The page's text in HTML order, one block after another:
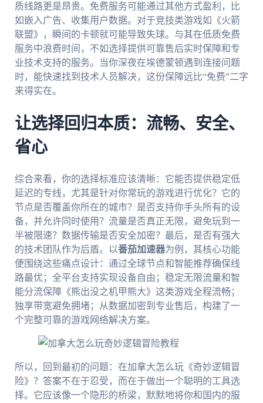
质线路更是昂贵。免费服务可能通过其他方式盈利，比
如嵌入广告、收集用户数据。对于竞技类游戏如《火箭
联盟》，瞬间的卡顿就可能导致失球。与其在低质免费
服务中浪费时间，不如选择提供可靠售后实时保障和专
业技术支持的服务。当你深夜在埃德蒙顿遇到连接问题
时，能快速找到技术人员解决，这份保障远比“免费”二字
来得实在。
让选择回归本质：流畅、安全、
省心
综合来看，你的选择标准应该清晰：它能否提供稳定低
延迟的专线，尤其是针对你常玩的游戏进行优化？它的
节点是否覆盖你所在的城市？是否支持你手头所有的设
备，并允许同时使用？流量是否真正无限，避免玩到一
半被限速？数据传输是否安全加密？最后，是否有强大
的技术团队作为后盾。以番茄加速器为例，其核心功能
便围绕这些痛点设计：通过全球节点和智能推荐确保线
路最优；全平台支持实现设备自由；稳定无限流量和智
能分流保障《熊出没之机甲熊大》这类游戏全程流畅；
独享带宽避免拥堵；从数据加密到专业售后，构建了一
个完整可靠的游戏网络解决方案。
所以，回到最初的问题：在加拿大怎么玩《奇妙逻辑冒
险》？答案不在于忍受，而在于做出一个聪明的工具选
择。它应该像一个隐形的桥梁，默默地将你和国内的服